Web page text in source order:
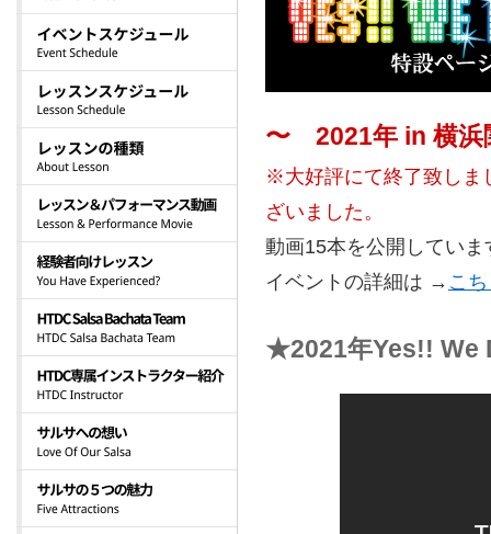
〜 2021年 in 横
※大好評にて終了致しま
ざいました。
動画15本を公開していま
イベントの詳細は → こ
★2021年Yes!! We